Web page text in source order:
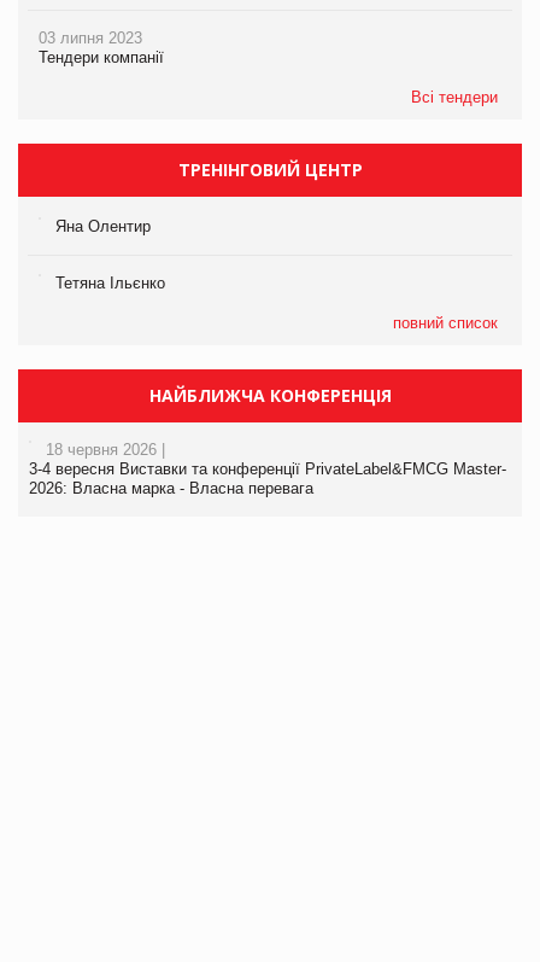
03 липня 2023
Тендери компанії
Всі тендери
ТРЕНІНГОВИЙ ЦЕНТР
Яна Олентир
Тетяна Ільєнко
повний список
НАЙБЛИЖЧА КОНФЕРЕНЦІЯ
18 червня 2026 |
3-4 вересня Виставки та конференції PrivateLabel&FMCG Master-
2026: Власна марка - Власна перевага